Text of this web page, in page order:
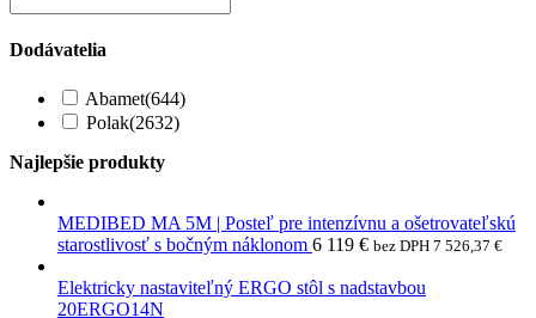
Dodávatelia
Abamet(644)
Polak(2632)
Najlepšie produkty
MEDIBED MA 5M | Posteľ pre intenzívnu a ošetrovateľskú
starostlivosť s bočným náklonom 6 119 € bez DPH 7 526,37 €
Elektricky nastaviteľný ERGO stôl s nadstavbou
20ERGO14N